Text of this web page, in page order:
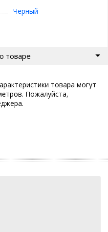
Черный
товаре
товара могут
Пожалуйста,